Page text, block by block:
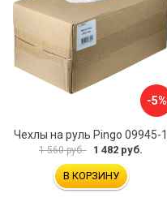
-5%
Чехлы на руль Pingo 09945-1
1 560 руб. 1 482 руб.
В КОРЗИНУ